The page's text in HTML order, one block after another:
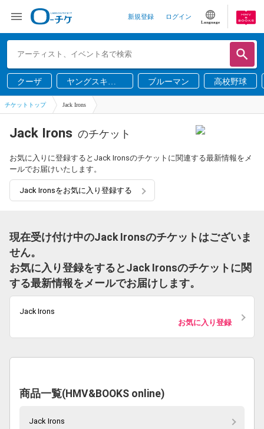
新規登録 ログイン
Language
クーザ
ヤングスキニ
ー
ブルーマン 高校野球
チケットトップ Jack Irons
Jack Irons のチケット
お気に入りに登録するとJack Ironsのチケットに関連する最新情報をメ
ールでお届けいたします。
Jack Ironsをお気に入り登録する
現在受け付け中のJack Ironsのチケットはございま
せん。
お気に入り登録をするとJack Ironsのチケットに関
する最新情報をメールでお届けします。
Jack Irons
お気に入り登録
商品一覧(HMV&BOOKS online)
Jack Irons